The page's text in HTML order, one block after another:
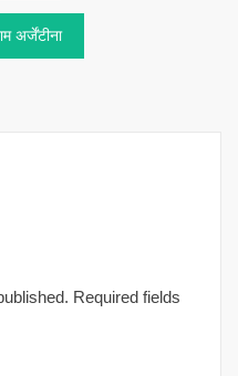
अर्जेंटीना
Required fields